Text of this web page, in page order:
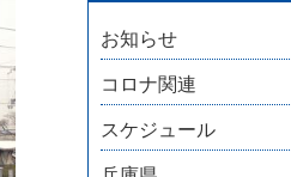
お知らせ
コロナ関連
スケジュール